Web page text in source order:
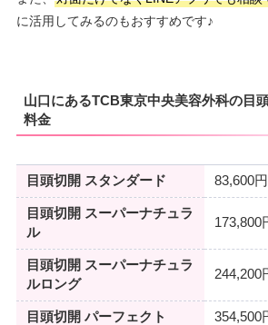
に活用してみるのもおすすめです♪
山口にあるTCB東京中央美容外科の目
料金
目頭切開 スタンダード 83,600円
目頭切開 スーパーナチュラ
ル
173,800
目頭切開 スーパーナチュラ
ルロング
244,200
目頭切開 パーフェクト 354,500